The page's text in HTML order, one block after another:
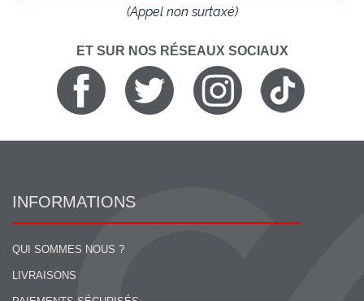
(Appel non surtaxé)
ET SUR NOS RÉSEAUX SOCIAUX
INFORMATIONS
QUI SOMMES NOUS ?
LIVRAISONS